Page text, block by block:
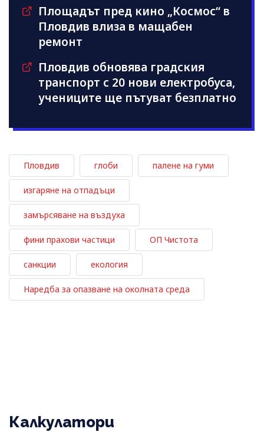
Площадът пред кино „Космос“ в
Пловдив влиза в мащабен
ремонт
Пловдив обновява градския
транспорт с 20 нови електробуса,
учениците ще пътуват безплатно
Пловдив глоби палене на гуми
изгаряне на отпадъци
замърсяване на въздуха
фини прахови частици ОП Чистота
санкции екология
Наредба за опазване на околната среда
Калкулатори